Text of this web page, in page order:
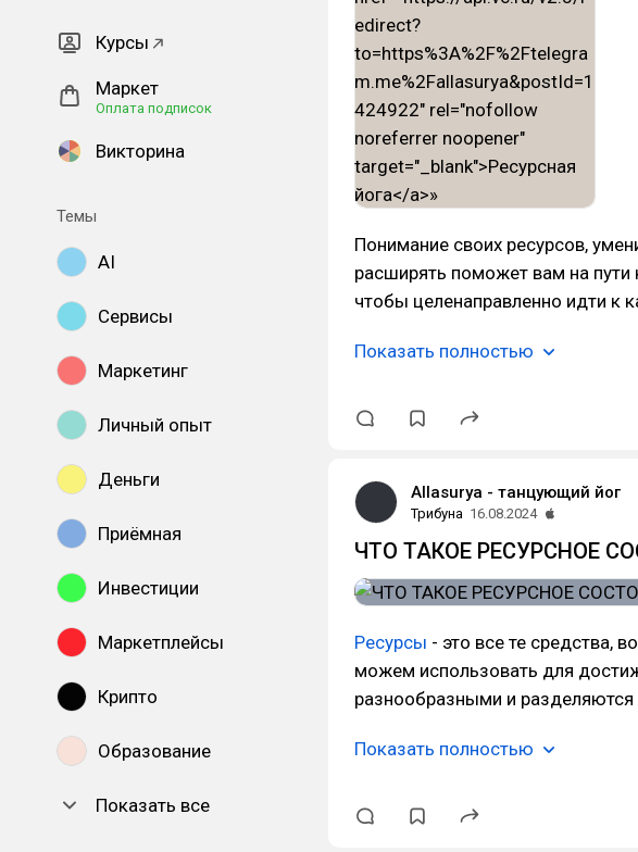
Курсы
Маркет
Оплата подписок
Викторина
Темы
AI
Сервисы
Маркетинг
Личный опыт
Деньги
Приёмная
Инвестиции
Маркетплейсы
Крипто
Образование
Показать все
Понимание своих ресурсов,
расширять поможет вам на пути
чтобы целенаправленно идти к
Показать полностью
Allasurya - танцующий йог
Трибуна 16.08.2024
ЧТО ТАКОЕ РЕСУРСНОЕ
Ресурсы - это все те средства,
можем использовать для
разнообразными и разделяются
Показать полностью